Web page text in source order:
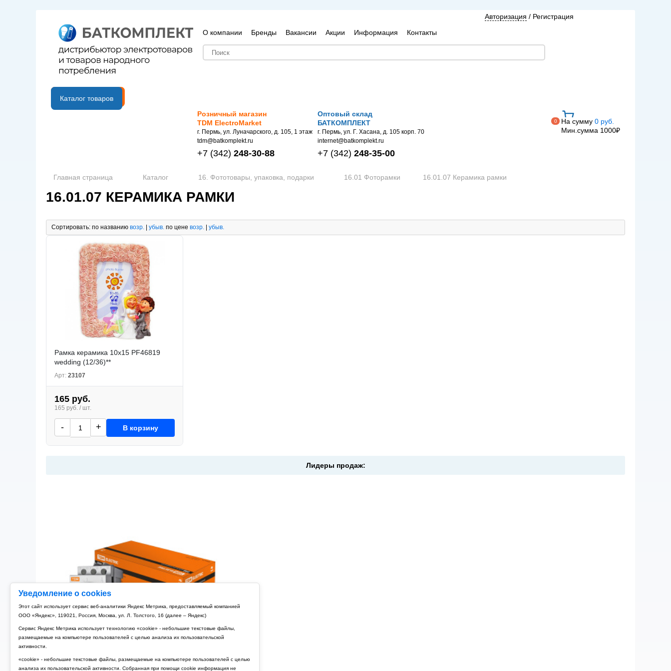
Уведомление о cookies
Этот сайт использует сервис веб-аналитики Яндекс Метрика, предоставляемый компанией
ООО «Яндекс», 119021, Россия, Москва, ул. Л. Толстого, 16 (далее – Яндекс)
Сервис Яндекс Метрика использует технологию «cookie» - небольшие текстовые файлы,
размещаемые на компьютере пользователей с целью анализа их пользовательской
активности.
«cookie» - небольшие текстовые файлы, размещаемые на компьютере пользователей с целью
анализа их пользовательской активности. Собранная при помощи cookie информация не
О компании Бренды Вакансии Акции Информация Контакты
Авторизация / Регистрация
B2B портал
Каталог товаров
Розничный магазин
TDM ElectroMarket
г. Пермь, ул. Луначарского, д. 105, 1 этаж
tdm@batkomplekt.ru
+7 (342) 248-30-88
Оптовый склад
БАТКОМПЛЕКТ
г. Пермь, ул. Г. Хасана, д. 105 корп. 70
internet@batkomplekt.ru
+7 (342) 248-35-00
0 На сумму 0 руб.
Мин.сумма 1000₽
Главная страница Каталог 16. Фототовары, упаковка, подарки 16.01 Фоторамки 16.01.07 Керамика рамки
16.01.07 КЕРАМИКА РАМКИ
Сортировать: по названию возр. | убыв. по цене возр. | убыв.
Рамка керамика 10x15 PF46819
wedding (12/36)**
Арт: 23107
165 руб.
165 руб. / шт.
- + В корзину
Лидеры продаж: